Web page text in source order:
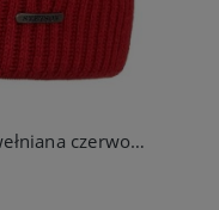
Czapka beanie merino wool wełniana czerwona | Stetson